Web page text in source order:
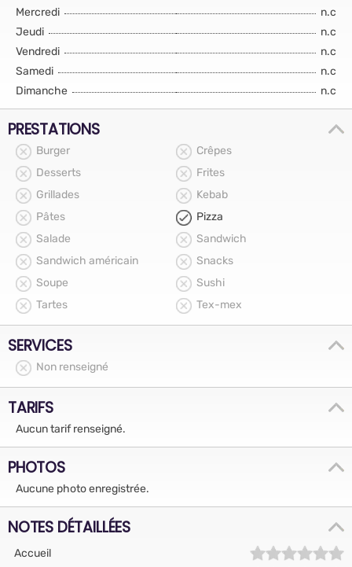
Mercredi
n.c
Jeudi
n.c
Vendredi
n.c
Samedi
n.c
Dimanche
n.c
PRESTATIONS
Burger
Crêpes
Desserts
Frites
Grillades
Kebab
Pâtes
Pizza
Salade
Sandwich
Sandwich américain
Snacks
Soupe
Sushi
Tartes
Tex-mex
SERVICES
Non renseigné
TARIFS
Aucun tarif renseigné.
PHOTOS
Aucune photo enregistrée.
NOTES DÉTAILLÉES
Accueil